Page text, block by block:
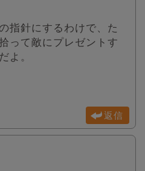
指針にするわけで、た
って敵にプレゼントす
よ。
返信